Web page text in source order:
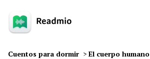
Cuentos para dormir > El cuerpo humano